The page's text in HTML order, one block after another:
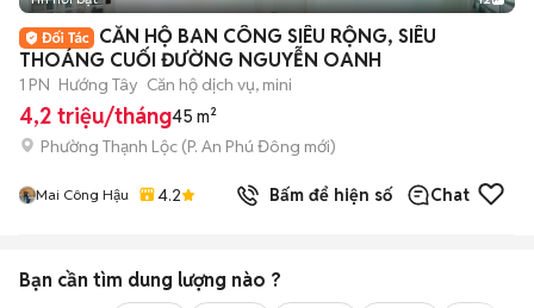
+2
CĂN HỘ BAN CÔNG SIÊU RỘNG, SIÊU
THOÁNG CUỐI ĐƯỜNG NGUYỄN OANH
1 PN Hướng Tây Căn hộ dịch vụ, mini
4,2 triệu/tháng45 m²
Phường Thạnh Lộc (P. An Phú Đông mới)
Mai Công Hậu 4.2 Bấm để hiện số Chat
Bạn cần tìm dung lượng nào ?